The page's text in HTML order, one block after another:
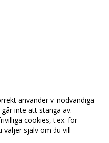
använder vi nödvändiga
inte att stänga av.
cookies, t.ex. för
väljer själv om du vill